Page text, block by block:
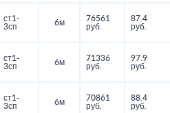
ст1-
3сп
6м
76561
руб.
87.4
руб.
ст1-
3сп
6м
71336
руб.
97.9
руб.
ст1-
3сп
6м
70861
руб.
88.4
руб.